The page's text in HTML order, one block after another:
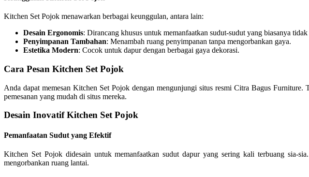
Kitchen Set Pojok menawarkan berbagai keunggulan, antara lain:
Desain Ergonomis: Dirancang khusus untuk memanfaatkan sudut-sudut yang biasanya tidak
Penyimpanan Tambahan: Menambah ruang penyimpanan tanpa mengorbankan gaya.
Estetika Modern: Cocok untuk dapur dengan berbagai gaya dekorasi.
Cara Pesan Kitchen Set Pojok
Anda dapat memesan Kitchen Set Pojok dengan mengunjungi situs resmi Citra Bagus
pemesanan yang mudah di situs mereka.
Desain Inovatif Kitchen Set Pojok
Pemanfaatan Sudut yang Efektif
Kitchen Set Pojok didesain untuk memanfaatkan sudut dapur yang sering kali terbuang sia-
mengorbankan ruang lantai.